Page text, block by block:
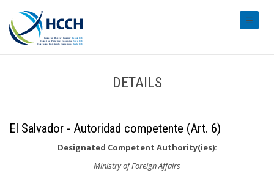
DETAILS
El Salvador - Autoridad competente (Art. 6)
Designated Competent Authority(ies):
Ministry of Foreign Affairs